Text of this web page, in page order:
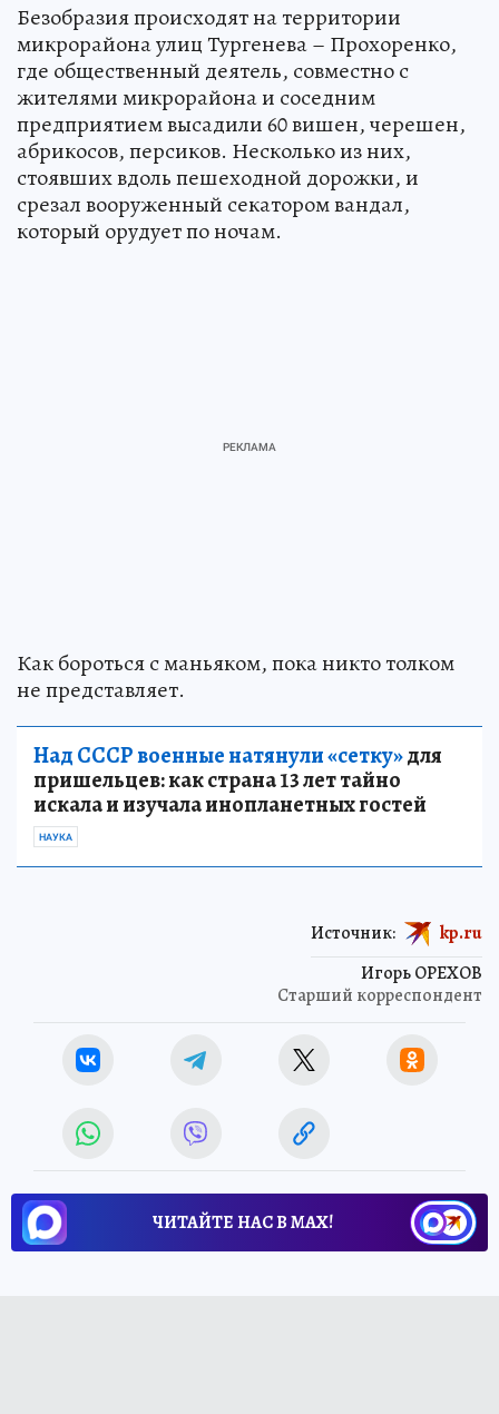
Безобразия происходят на территории
микрорайона улиц Тургенева – Прохоренко,
где общественный деятель, совместно с
жителями микрорайона и соседним
предприятием высадили 60 вишен, черешен,
абрикосов, персиков. Несколько из них,
стоявших вдоль пешеходной дорожки, и
срезал вооруженный секатором вандал,
который орудует по ночам.
Как бороться с маньяком, пока никто толком
не представляет.
Над СССР военные натянули «сетку»для
пришельцев: как страна 13 лет тайно
искала и изучала инопланетных гостей
НАУКА
Игорь ОРЕХОВ
Старший корреспондент
Источник: kp.ru
ЧИТАЙТЕ НАС В МАХ!